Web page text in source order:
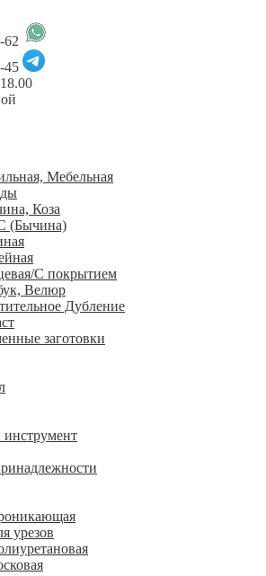
62
45
Мебельная
Коза
(Бычина)
С покрытием
Велюр
Дубление
заготовки
урезов